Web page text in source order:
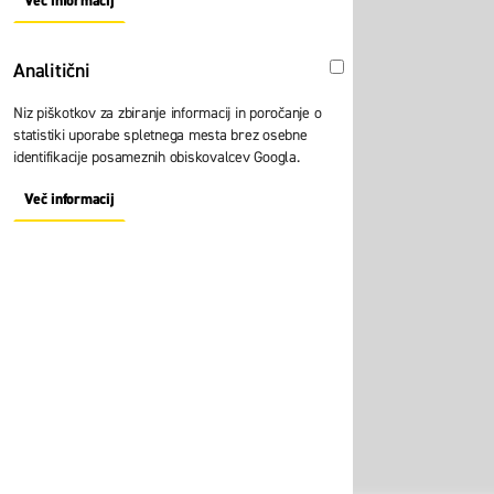
About "Oglaševalski" Cookie Group
Analitični Analitični
Niz piškotkov za zbiranje informacij in poročanje o
statistiki uporabe spletnega mesta brez osebne
identifikacije posameznih obiskovalcev Googla.
Več informacijAbout "Analitični" Cookie Group